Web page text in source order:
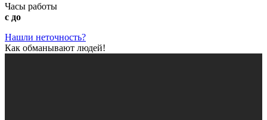
Часы работы
с до
Нашли неточность?
Как обманывают людей!